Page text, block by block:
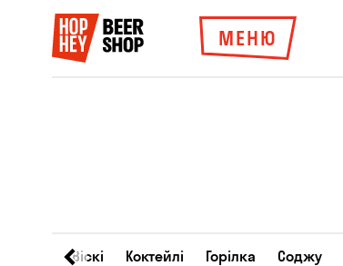
МЕНЮ
Віскі Коктейлі Горілка Соджу